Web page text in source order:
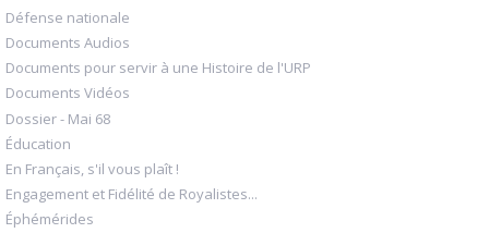
Défense nationale
Documents Audios
Documents pour servir à une Histoire de l'URP
Documents Vidéos
Dossier - Mai 68
Éducation
En Français, s'il vous plaît !
Engagement et Fidélité de Royalistes...
Éphémérides